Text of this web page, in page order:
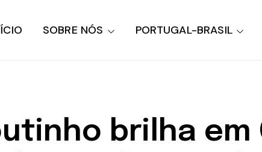
SOBRE NÓS PORTUGAL-BRASIL
brilha